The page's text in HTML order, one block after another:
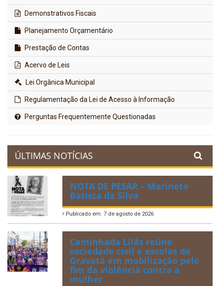
Demonstrativos Fiscais
Planejamento Orçamentário
Prestação de Contas
Acervo de Leis
Lei Orgânica Municipal
Regulamentação da Lei de Acesso à Informação
Perguntas Frequentemente Questionadas
ÚLTIMAS NOTÍCIAS
NOTA DE PESAR – Marinete
Batista da Silva
Publicado em: 7 de agosto de 2026
Caminhada Lilás reúne
sociedade civil e escolas de
Gravatá em mobilização pelo
fim da violência contra a
mulher